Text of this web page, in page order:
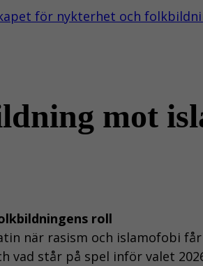
mot
roll
när rasism och islamofobi
vad står på spel inför valet